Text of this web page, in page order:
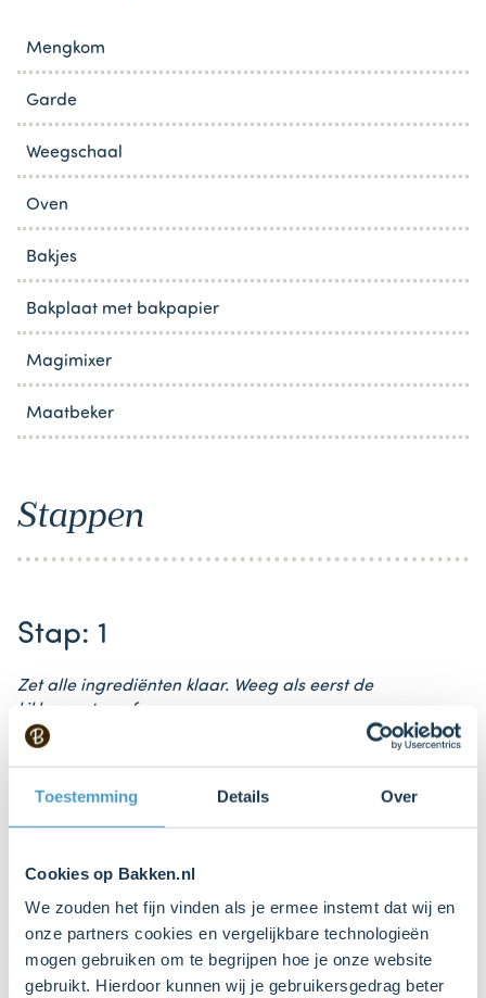
Toestemming Details Over
Cookies op Bakken.nl
We zouden het fijn vinden als je ermee instemt dat wij en
onze partners cookies en vergelijkbare technologieën
mogen gebruiken om te begrijpen hoe je onze website
gebruikt. Hierdoor kunnen wij je gebruikersgedrag beter
Mengkom
Garde
Weegschaal
Oven
Bakjes
Bakplaat met bakpapier
Magimixer
Maatbeker
Stappen
Stap: 1
Zet alle ingrediënten klaar. Weeg als eerst de
kikkererwten af.
Laat de kikkererwten even uitlekken Leg al vast een
uitlekken op kan leggen Deze bak je op 200 graden
Celsius, 15 minuten.